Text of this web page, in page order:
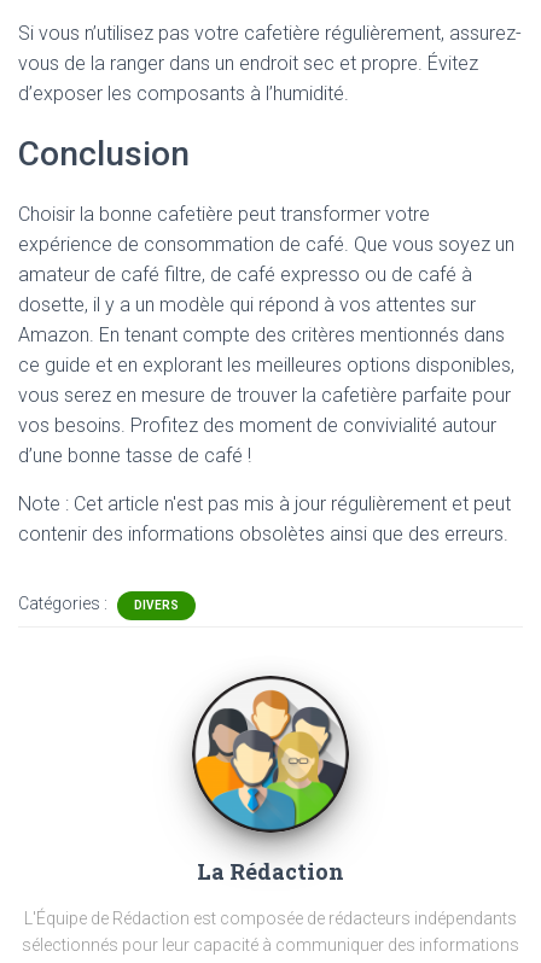
Si vous n’utilisez pas votre cafetière régulièrement, assurez-
vous de la ranger dans un endroit sec et propre. Évitez
d’exposer les composants à l’humidité.
Conclusion
Choisir la bonne cafetière peut transformer votre
expérience de consommation de café. Que vous soyez un
amateur de café filtre, de café expresso ou de café à
dosette, il y a un modèle qui répond à vos attentes sur
Amazon. En tenant compte des critères mentionnés dans
ce guide et en explorant les meilleures options disponibles,
vous serez en mesure de trouver la cafetière parfaite pour
vos besoins. Profitez des moment de convivialité autour
d’une bonne tasse de café !
Note : Cet article n'est pas mis à jour régulièrement et peut
contenir des informations obsolètes ainsi que des erreurs.
Catégories : DIVERS
La Rédaction
L'Équipe de Rédaction est composée de rédacteurs indépendants
sélectionnés pour leur capacité à communiquer des informations